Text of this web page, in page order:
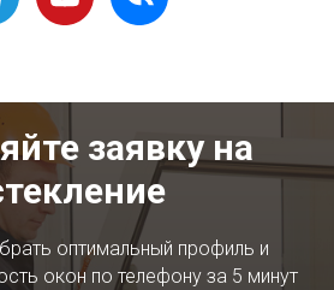
заявку на
оптимальный профиль и
окон по телефону за 5 минут